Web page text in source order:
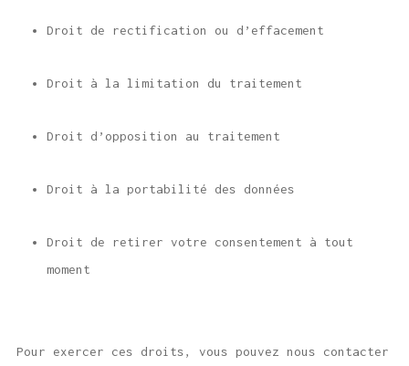
Droit de rectification ou d’effacement
Droit à la limitation du traitement
Droit d’opposition au traitement
Droit à la portabilité des données
Droit de retirer votre consentement à tout
moment
Pour exercer ces droits, vous pouvez nous contacter